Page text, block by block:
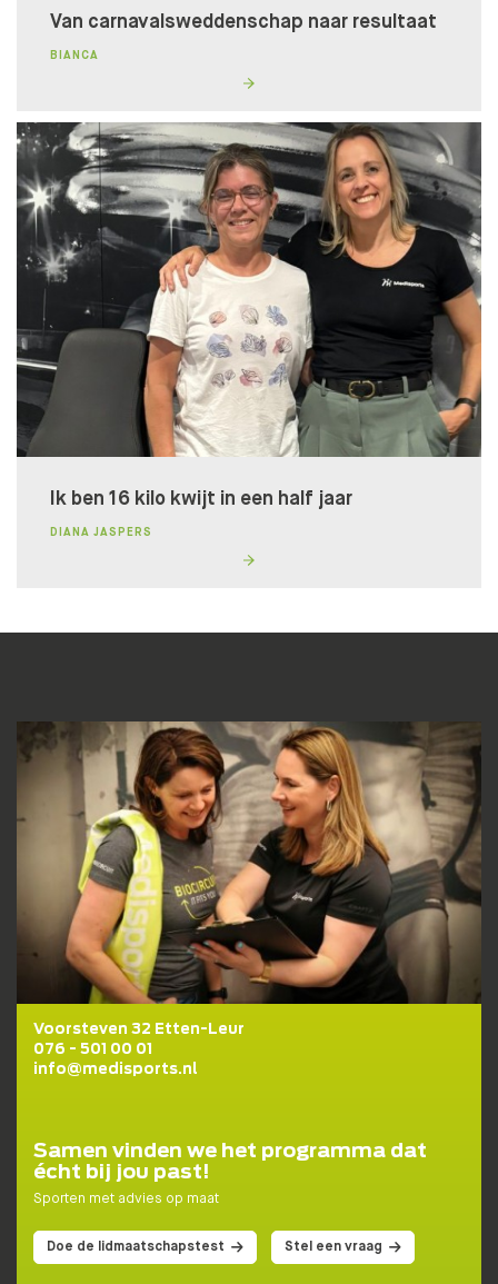
Van carnavalsweddenschap naar resultaat
BIANCA
Ik ben 16 kilo kwijt in een half jaar
DIANA JASPERS
Voorsteven 32 Etten-Leur
076 - 501 00 01
info@medisports.nl
Samen vinden we het programma dat
écht bij jou past!
Sporten met advies op maat
Doe de lidmaatschapstest Stel een vraag
Wij helpen je graag naar een fit, gezond en goed
DOE DE TEST!